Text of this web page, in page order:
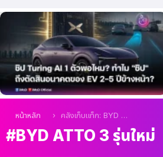
ล่าสุด
คุณอยู่ที่นี่:
หน้าหลัก คลังเก็บแท็ก: BYD Atto 3 รุ่นใหม่
BYD ATTO 3 รุ่นใหม่